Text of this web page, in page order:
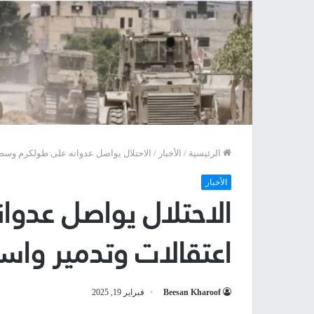
الرئيسية / الأخبار / الاحتلال يواصل عدوانه على طولكرم وسط
الأخبار
الاحتلال يواصل
اعتقالات وتدمير
Beesan Kharoof فبراير 19, 2025